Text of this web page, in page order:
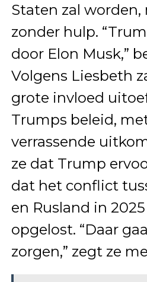
Staten zal
zonder hulp.
door Elon Musk,”
Volgens Liesbeth
grote invloed
Trumps beleid,
verrassende
ze dat Trump
dat het conflict
en Rusland in
opgelost. “Daar
zorgen,” zegt ze